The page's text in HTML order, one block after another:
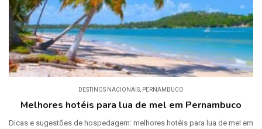
DESTINOS NACIONAIS PERNAMBUCO
Melhores hotéis para lua de mel em Pernambuco
Dicas e sugestões de hospedagem: melhores hotéis para lua de mel em